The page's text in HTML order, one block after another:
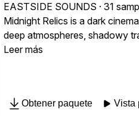
EASTSIDE SOUNDS · 31
Midnight Relics is a dark
deep atmospheres, shadowy
Leer más
Obtener paquete Vista